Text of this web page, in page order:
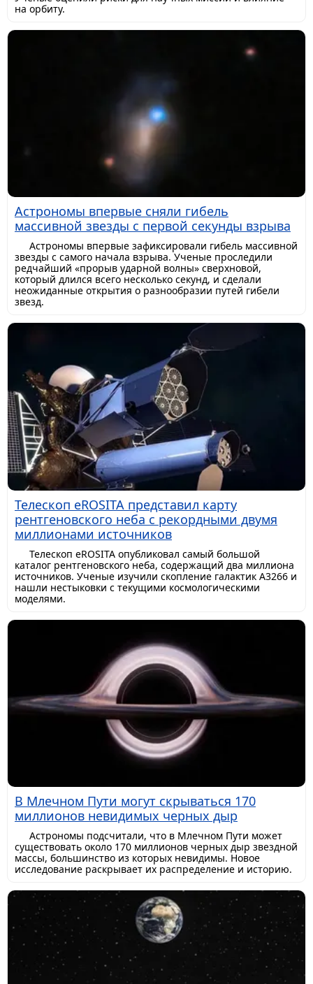
на орбиту.
Астрономы впервые сняли гибель
массивной звезды с первой секунды взрыва
Астрономы впервые зафиксировали гибель массивной
звезды с самого начала взрыва. Ученые проследили
редчайший «прорыв ударной волны» сверхновой,
который длился всего несколько секунд, и сделали
неожиданные открытия о разнообразии путей гибели
звезд.
Телескоп eROSITA представил карту
рентгеновского неба с рекордными двумя
миллионами источников
Телескоп eROSITA опубликовал самый большой
каталог рентгеновского неба, содержащий два миллиона
источников. Ученые изучили скопление галактик A3266 и
нашли нестыковки с текущими космологическими
моделями.
В Млечном Пути могут скрываться 170
миллионов невидимых черных дыр
Астрономы подсчитали, что в Млечном Пути может
существовать около 170 миллионов черных дыр звездной
массы, большинство из которых невидимы. Новое
исследование раскрывает их распределение и историю.